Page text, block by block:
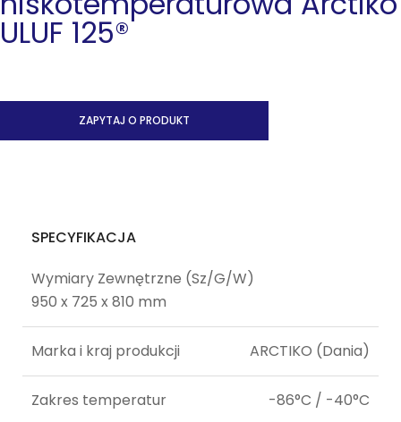
ULUF 125®
ZAPYTAJ O PRODUKT
SPECYFIKACJA
Wymiary Zewnętrzne (Sz/G/W)
950 x 725 x 810 mm
Marka i kraj produkcji ARCTIKO (Dania)
Zakres temperatur -86°C / -40°C